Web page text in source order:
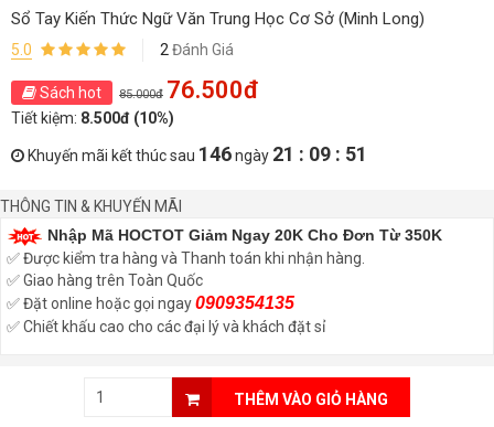
Sổ Tay Kiến Thức Ngữ Văn Trung Học Cơ Sở (Minh Long)
5.0 2 Đánh Giá
Sách hot 85.000đ 76.500đ
Tiết kiệm: 8.500đ (10%)
Khuyến mãi kết thúc sau 146ngày 21 : 09 : 51
THÔNG TIN & KHUYẾN MÃI
Nhập Mã HOCTOT Giảm Ngay 20K Cho Đơn Từ 350K
✅ Được kiểm tra hàng và Thanh toán khi nhận hàng.
✅ Giao hàng trên Toàn Quốc
✅ Đặt online hoặc gọi ngay0909354135
✅ Chiết khấu cao cho các đại lý và khách đặt sỉ
THÊM VÀO GIỎ HÀNG